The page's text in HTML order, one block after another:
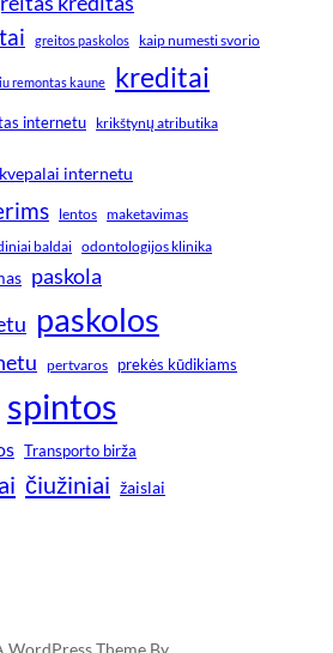
greitos paskolos kaip numesti svorio
remontas kaune kreditai
internetu krikštynų atributika
kvepalai internetu
lentos maketavimas
baldai odontologijos klinika
paskola
paskolos
pertvaros prekės kūdikiams
spintos
Transporto birža
čiužiniai žaislai